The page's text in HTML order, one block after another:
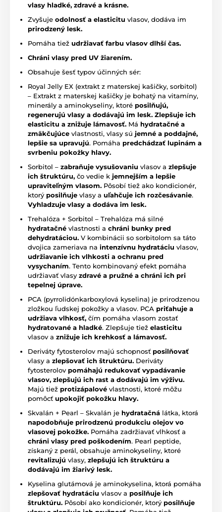
vlasy hladké, zdravé a krásne.
Zvyšuje odolnosť a elasticitu vlasov, dodáva im
prirodzený lesk.
Pomáha tiež udržiavať farbu vlasov dlhší čas.
Chráni vlasy pred UV žiarením.
Obsahuje šesť typov účinných sér:
Royal Jelly EX (extrakt z materskej kašičky, sorbitol)
– Extrakt z materskej kašičky je bohatý na vitamíny,
minerály a aminokyseliny, ktoré posilňujú,
regenerujú vlasy a dodávajú im lesk. Zlepšuje ich
elasticitu a znižuje lámavosť. Má hydratačné a
zmäkčujúce vlastnosti, vlasy sú jemné a poddajné,
lepšie sa upravujú. Pomáha predchádzať lupinám a
svrbeniu pokožky hlavy.
Sorbitol – zabraňuje vysušovaniu vlasov a zlepšuje
ich štruktúru, čo vedie k jemnejším a lepšie
upraviteľným vlasom. Pôsobí tiež ako kondicionér,
ktorý posilňuje vlasy a uľahčuje ich rozčesávanie.
Vyhladzuje vlasy a dodáva im lesk.
Trehalóza + Sorbitol – Trehalóza má silné
hydratačné vlastnosti a chráni bunky pred
dehydratáciou. V kombinácii so sorbitolom sa táto
dvojica zameriava na intenzívnu hydratáciu vlasov,
udržiavanie ich vlhkosti a ochranu pred
vysychaním. Tento kombinovaný efekt pomáha
udržiavať vlasy zdravé a pružné a chráni ich pri
tepelnej úprave.
PCA (pyrrolidónkarboxylová kyselina) je prirodzenou
zložkou ľudskej pokožky a vlasov. PCA priťahuje a
udržiava vlhkosť, čím pomáha vlasom zostať
hydratované a hladké. Zlepšuje tiež elasticitu
vlasov a znižuje ich krehkosť a lámavosť.
Deriváty fytosterolov majú schopnosť posilňovať
vlasy a zlepšovať ich štruktúru. Deriváty
fytosterolov pomáhajú redukovať vypadávanie
vlasov, zlepšujú ich rast a dodávajú im výživu.
Majú tiež protizápalové vlastnosti, ktoré môžu
pomôcť upokojiť pokožku hlavy.
Skvalán + Pearl – Skvalán je hydratačná látka, ktorá
napodobňuje prirodzenú produkciu olejov vo
vlasovej pokožke. Pomáha zadržiavať vlhkosť a
chráni vlasy pred poškodením. Pearl peptide,
získaný z perál, obsahuje aminokyseliny, ktoré
revitalizujú vlasy, zlepšujú ich štruktúru a
dodávajú im žiarivý lesk.
Kyselina glutámová je aminokyselina, ktorá pomáha
zlepšovať hydratáciu vlasov a posilňuje ich
štruktúru. Pôsobí ako kondicionér, ktorý posilňuje